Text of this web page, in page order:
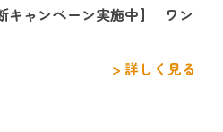
キャンペーン実施中】 ワン
> 詳しく見る